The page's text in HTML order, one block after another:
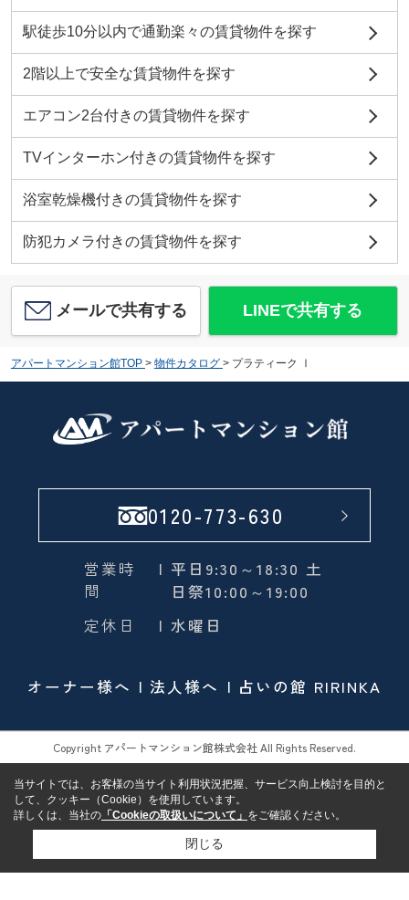
駅徒歩10分以内で通勤楽々の賃貸物件を探す
2階以上で安全な賃貸物件を探す
エアコン2台付きの賃貸物件を探す
TVインターホン付きの賃貸物件を探す
浴室乾燥機付きの賃貸物件を探す
防犯カメラ付きの賃貸物件を探す
メールで共有する LINEで共有する
アパートマンション館TOP > 物件カタログ > プラティーク Ⅰ
0120-773-630
営業時
間
| 平日9:30～18:30 土
日祭10:00～19:00
定休日
| 水曜日
オーナー様へ 法人様へ 占いの館 RIRINKA
Copyright アパートマンション館株式会社 All Rights Reserved.
当サイトでは、お客様の当サイト利用状況把握、サービス向上検討を目的と
して、クッキー（Cookie）を使用しています。
詳しくは、当社の 「Cookieの取扱いについて」 をご確認ください。
閉じる